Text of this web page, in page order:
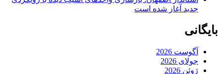
جدید آغاز شده است
بایگانی
آگوست 2026
جولای 2026
ژوئن 2026